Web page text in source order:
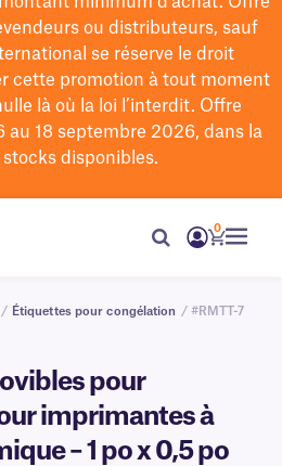
ou distributeurs, sauf
se réserve le droit
cette promotion à tout moment
là où la loi l’interdit. Offre
au 18 septembre 2026, dans la
stocks disponibles.
0
/ Étiquettes pour congélation / #RMTT-7
pour
imprimantes à
– 1 po x 0,5 po